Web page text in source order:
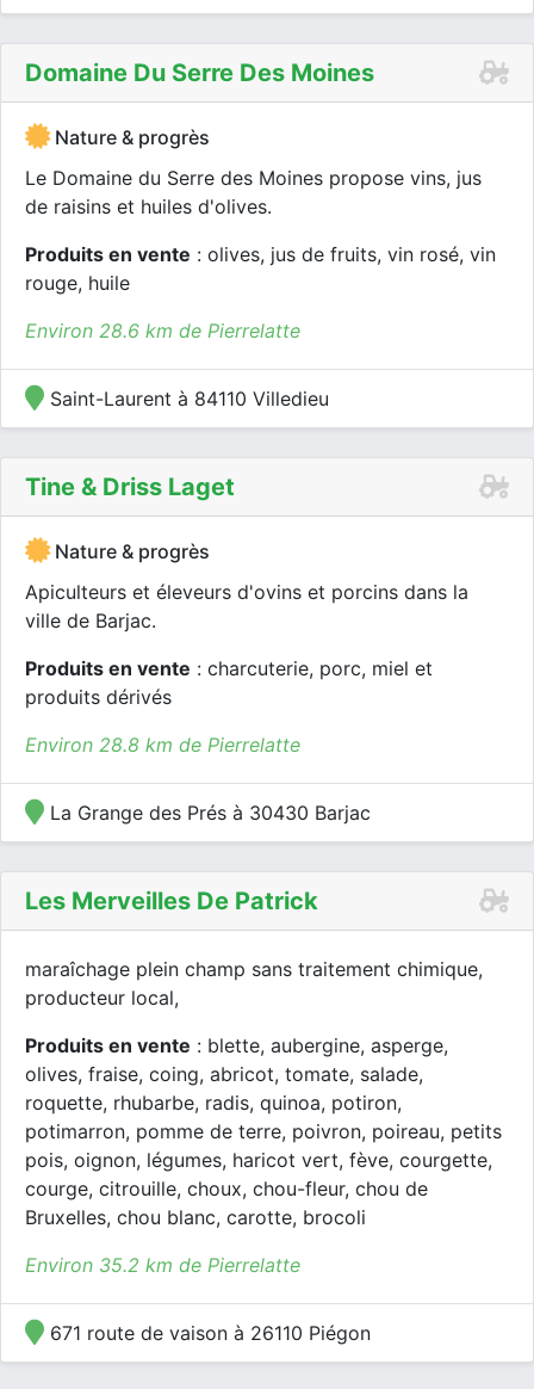
Domaine Du Serre Des Moines
Nature & progrès
Le Domaine du Serre des Moines propose vins, jus
de raisins et huiles d'olives.
Produits en vente : olives, jus de fruits, vin rosé, vin
rouge, huile
Environ 28.6 km de Pierrelatte
Saint-Laurent à 84110 Villedieu
Tine & Driss Laget
Nature & progrès
Apiculteurs et éleveurs d'ovins et porcins dans la
ville de Barjac.
Produits en vente : charcuterie, porc, miel et
produits dérivés
Environ 28.8 km de Pierrelatte
La Grange des Prés à 30430 Barjac
Les Merveilles De Patrick
maraîchage plein champ sans traitement chimique,
producteur local,
Produits en vente : blette, aubergine, asperge,
olives, fraise, coing, abricot, tomate, salade,
roquette, rhubarbe, radis, quinoa, potiron,
potimarron, pomme de terre, poivron, poireau, petits
pois, oignon, légumes, haricot vert, fève, courgette,
courge, citrouille, choux, chou-fleur, chou de
Bruxelles, chou blanc, carotte, brocoli
Environ 35.2 km de Pierrelatte
671 route de vaison à 26110 Piégon